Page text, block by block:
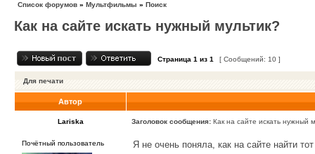
Список форумов » Мультфильмы » Поиск
Как на сайте искать нужный мультик?
Страница 1 из 1 [ Сообщений: 10 ]
Для печати
Автор
Lariska Заголовок сообщения: Как на сайте искать нужный
Почётный пользователь Я не очень поняла, как на сайте найти